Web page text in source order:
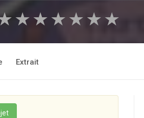
★
★
★
★
★
★
Extrait